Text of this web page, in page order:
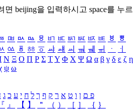
면 beijing을 입력하시고 space를 누르
ㅮ ㅯ ㅰ ㅱ ㅲ ㅳ ㅴ ㅵ ㅶ ㅷ ㅸ
ㅹ
ㆃ ㆄ ㆅ ㆆ ㆇ ㆈ ㆉ ㆊ ㆋ ㆌ ㆍ
ㆎ
Ν Ξ Ο Π Ρ Σ ΤΥ Φ Χ Ψ Ω α β γ δ ε ζ η
ψ ω
פ ם ן ו ט א ר ק ף ך ל ח י ע כ ג
『 』 【 】 ＂ （ ） ［ ］ ｛ ｝